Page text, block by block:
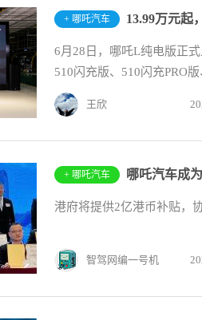
+ 哪吒汽车 13.99万元起
6月28日，哪吒L纯电版正
510闪充版、510闪充PRO
王欣
+ 哪吒汽车 哪吒汽车成
港府将提供2亿港币补贴，
智驾网编一号机